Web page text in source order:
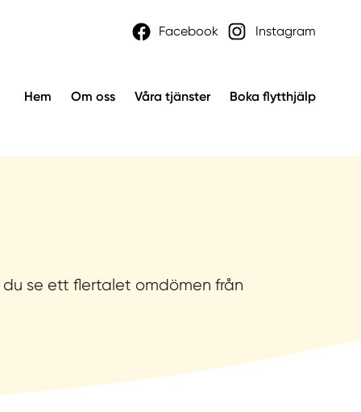
Facebook Instagram
Hem Om oss Våra tjänster Boka flytthjälp
se ett flertalet omdömen från